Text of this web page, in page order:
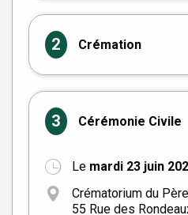
2 Crémation
3 Cérémonie Civile
Le mardi 23 juin
Crématorium du
55 Rue des